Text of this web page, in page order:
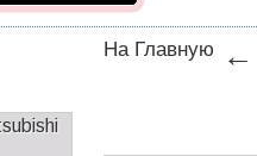
На Главную ←